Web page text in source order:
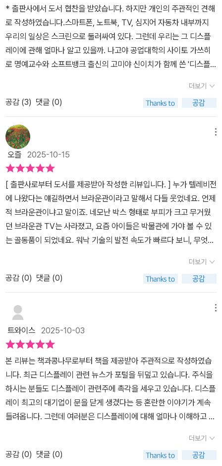
길잡이가 돼줄 것이다. 디스플레이 산업에 투자하거나 관련 기사를
심도 있게 읽고 싶은 이들에게 기업의 기술 로드맵을 평가하고 산업
의 미래를 예측하는 데 필요한 기본 소양을 제공해 주기 때문이다. 물
론 투자자만을 위한 책은 아니다. 관련 분야를 공부하는 학생이나 막
현장에 투입된 실무자가 디스플레이를 기술적으로 이해하는 데 이 책
와 현재를 이해하고, 다가올 미래를 예측하는 지혜를 얻길 바란다.
* 출판사에서 도서 협찬을 받았습니다. 하지만 개인의 주관적인 견해
로 작성하였습니다.스마트폰, 노트북, TV, 심지어 자동차 내부까지
우리의 일상은 스크린으로 둘러싸여 있다. 그런데 우리는 그 디스플
레이에 관해 얼마나 알고 있을까. 나고야 공업대학의 사이토 가쓰히
로 명예교수와 소프트뱅크 출신의 고미야 신이치가 함께 쓴 '디스플
어주는 기술 교양서다.LCD에서 OLED, 그리고 최근 각광받는 퀀텀
닷 디스플레이까지, 기술의 발전사를 원리부터 구조, 제작 공정에 이
르기까지 세밀하게 정리한다. 흑백 브라운관이 스스로 빛을 내는 OL
ED TV로 진화하기까지, 불과 수십 년 만에 이뤄진 기술의 비약적인
변화를 따라가다 보면 ‘빛을 표현한다’는 행위가 얼마나 복잡한 과정
을 거치는지 새삼 놀라게 된다.가장 먼저 눈에 띄는 것은 OLED의 발
광 원리를 생물 발광에 비유해 설명한 부분이다. 반딧불이나 야광버
섯처럼 유기물이 스스로 빛을 낼 수 있다는 사실은, 우리가 사용하는
OLED 디스플레이의 근본 원리를 직관적으로 이해하게 한다. 에너지
준위, 전자 이동, 발광 효율 등 다소 전문적인 내용을 풍부한 도표와
그림으로 풀어내어, 과학적 깊이를 유지하면서도 비전공자에게 읽기
쉬운 구성을 보여준다.LCD의 원리를 ‘그림자놀이’에 비유한 설명 또
한 인상 깊다. 스스로 빛을 내지 못하는 액정 분자가 백라이트의 빛을
통제하며 화면을 표현한다는 개념을 직관적으로 그려낸 것이다. 다양
D #LCD #양자점디스플레이 #디스플레이기술 #IT산업 #기술교양
서 #첨단산업 #디스플레이시장 #OLEDTV #QLED #유기EL #반
도체산업 #희토류 #나고야공업대학 #사이토가쓰히로 #고미야신이
치 #기술혁신 #미래산업 #디스플레이공학 #산업트렌드 #OLED스
마트폰 #기술책추천 #디스플레이원리 #화면기술 #테크리뷰 #기술
진보 #전자산업 #공학입문 #산업이해 #과학적사유
더보기
공감 (3) 댓글 (0)
오즐 2025-10-15
[ 출판사로부터 도서를 제공받아 작성한 리뷰입니다. ] 누가 텔레비전
에 나왔다는 얘길하면서 브라운관이라고 말해서 다들 웃었네요. 언제
적 브라운관이냐고 말이죠. 네모난 박스 형태로 부피가 크고 무거웠
던 브라운관 TV는 사라졌고, 요즘 아이들은 박물관에 가야 볼 수 있
는 골동품이 되었네요. 워낙 기술의 발전 속도가 빠르다 보니, 무엇이
초로 빨강(R) 초록(G) 파랑(B) 세 가지 색의 발광다이오드(LED)를
광원으로 사용하는 사용하는 '마이크로 RGB TV'를 개발 출시했다는
기사를 봤는데, 디스플레이 기술의 본질인 빛과 색을 가장 정교하게
제어한다는 설명만으로는 잘 모르겠더라고요. 우리가 매일 마주하는
제작법 등등 디스플레이 기술 메커니즘을 해설해주는 책이 나왔네요.
《디스플레이 구조 교과서》 는 첨단 기술의 원리가 궁금한 사람들을
위한 해설서라고 보면 좋을 것 같아요. 이 책의 저자는 나고야 공업대
학 명예교수인 사이토 가쓰히로 박사와 소프트뱅크에서 20년 이상에
걸처 IT 관련 잡지 편집장을 비롯해 그룹사 대표 및 임원을 역임한 고
미야 신이치라고 하네요. 첫 장에서는 과거 가정용 TV 로 보는 디스
플레이의 변천사가 사진과 함께 일목요연하게 정리되어 있어요. 일본
기준, 1960년 출시된 'TV8-301' 부터 2023년 출시된 4K를 지원
하는 65인치 유기EL TV 'XRJ-65A80L' 모델이 나와 있어서 한눈
더보기
공감 (0) 댓글 (0)
트와이스 2025-10-03
본 리뷰는 책과콩나무로부터 책을 제공받아 주관적으로 작성하였습
니다. 최근 디스플레이 관련 뉴스가 포털을 뒤덮고 있습니다. 주식을
하시는 분들도 디스플레이 관련주에 촉각을 세우고 있습니다. 디스플
레이 최고의 대기업이 문을 닫게 생겼다는 등 혼란한 이야기가 계속
들려옵니다. 그런데 여러분은 디스플레이에 대해 얼마나 이해하고 계
가요? 나고야 공업대학의 사이토 가쓰히로 명예교수와 소프트뱅크
출신의 고미야 신이치가 함께 집필한 신간, 디스플레이 구조 교과서
더보기
공감 (0) 댓글 (0)